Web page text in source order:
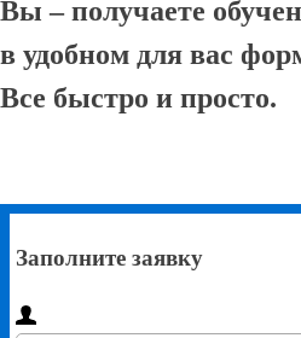
Вы – получаете
в удобном для вас
Все быстро и просто.
Заполните заявку